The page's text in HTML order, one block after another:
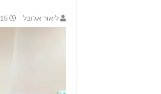
ליאור אג'ובל 15 מאי 2019 12:14